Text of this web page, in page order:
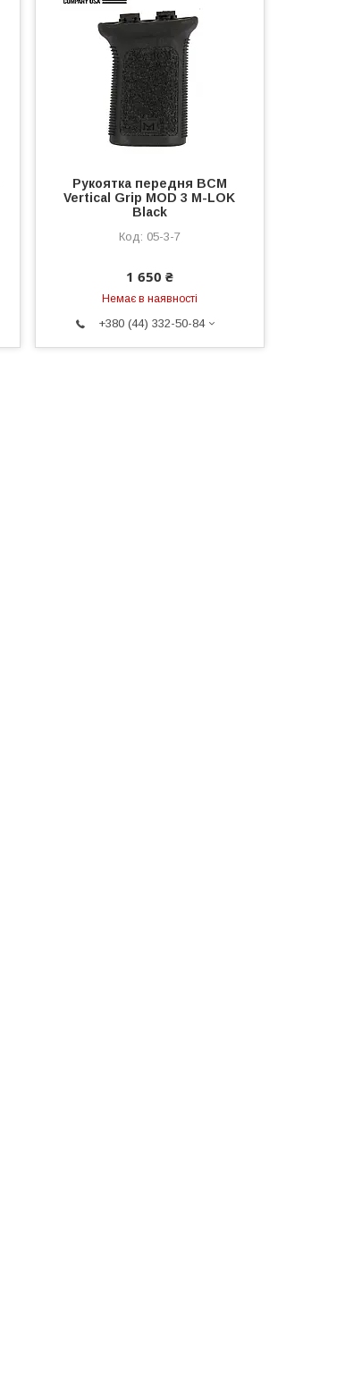
Рукоятка передня BCM
Vertical Grip МOD 3 M-LOK
Black
05-3-7
1 650 ₴
Немає в наявності
+380 (44) 332-50-84